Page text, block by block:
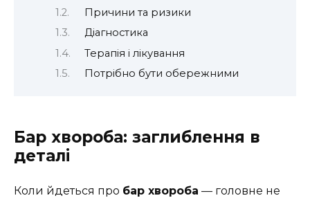
Причини та ризики
Діагностика
Терапія і лікування
Потрібно бути обережними
Бар хвороба: заглиблення в
деталі
Коли йдеться про бар хвороба — головне не